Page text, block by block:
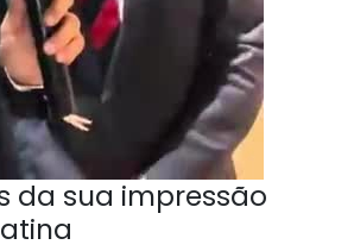
da sua impressão